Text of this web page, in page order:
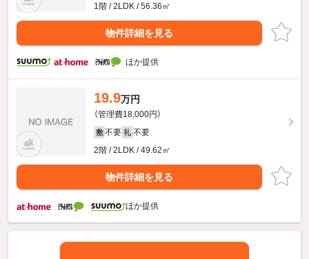
1階 / 2LDK / 56.36㎡
物件詳細を見る
ほか提供
19.9万円
（管理費18,000円）
敷 不要 礼 不要
2階 / 2LDK / 49.62㎡
物件詳細を見る
ほか提供